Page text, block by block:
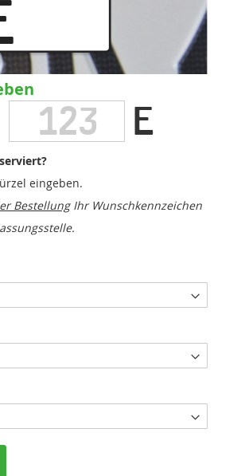
E
eingeben.
BestellungIhr Wunschkennzeichen